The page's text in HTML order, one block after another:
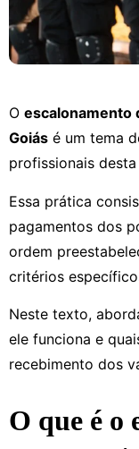
O escalonamento
Goiás é um tema
profissionais
Essa prática
pagamentos dos
ordem
critérios
Neste texto,
ele funciona e
recebimento dos
O que é o